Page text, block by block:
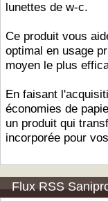
lunettes de w-c.
Ce produit vous
optimal en usage
moyen le plus
En faisant
économies de
un produit qui
incorporée pour
Flux RSS